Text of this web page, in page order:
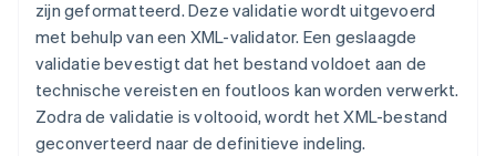
zijn geformatteerd. Deze validatie wordt uitgevoerd
met behulp van een XML-validator. Een geslaagde
validatie bevestigt dat het bestand voldoet aan de
technische vereisten en foutloos kan worden verwerkt.
Zodra de validatie is voltooid, wordt het XML-bestand
geconverteerd naar de definitieve indeling.